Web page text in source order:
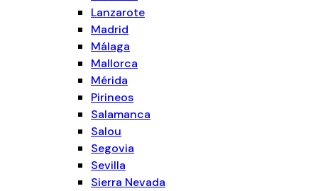
Lanzarote
Madrid
Málaga
Mallorca
Mérida
Pirineos
Salamanca
Salou
Segovia
Sevilla
Sierra Nevada